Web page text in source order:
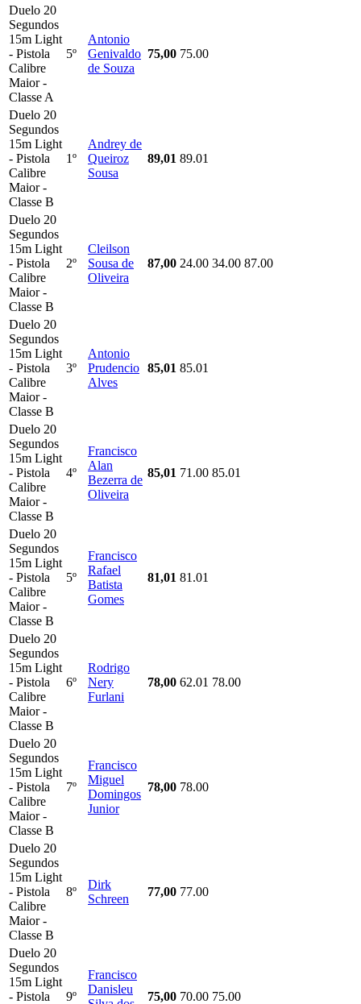
Duelo 20
Segundos
15m Light
- Pistola
Calibre
Maior -
Classe A
5º
Antonio
Genivaldo
de Souza
75,00 75.00
Duelo 20
Segundos
15m Light
- Pistola
Calibre
Maior -
Classe B
1º
Andrey de
Queiroz
Sousa
89,01 89.01
Duelo 20
Segundos
15m Light
- Pistola
Calibre
Maior -
Classe B
2º
Cleilson
Sousa de
Oliveira
87,00 24.00 34.00 87.00
Duelo 20
Segundos
15m Light
- Pistola
Calibre
Maior -
Classe B
3º
Antonio
Prudencio
Alves
85,01 85.01
Duelo 20
Segundos
15m Light
- Pistola
Calibre
Maior -
Classe B
4º
Francisco
Alan
Bezerra de
Oliveira
85,01 71.00 85.01
Duelo 20
Segundos
15m Light
- Pistola
Calibre
Maior -
Classe B
5º
Francisco
Rafael
Batista
Gomes
81,01 81.01
Duelo 20
Segundos
15m Light
- Pistola
Calibre
Maior -
Classe B
6º
Rodrigo
Nery
Furlani
78,00 62.01 78.00
Duelo 20
Segundos
15m Light
- Pistola
Calibre
Maior -
Classe B
7º
Francisco
Miguel
Domingos
Junior
78,00 78.00
Duelo 20
Segundos
15m Light
- Pistola
Calibre
Maior -
Classe B
8º
Dirk
Schreen
77,00 77.00
Duelo 20
Segundos
15m Light
- Pistola
9º
Francisco
Danisleu
75,00 70.00 75.00